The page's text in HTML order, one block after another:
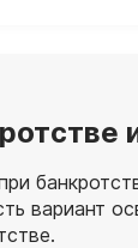
вариант